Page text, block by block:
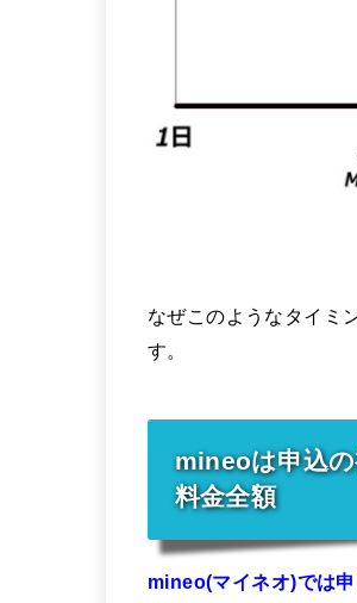
なぜこのようなタイミ
す。
mineoは申込
料金全額
mineo(マイネオ)では